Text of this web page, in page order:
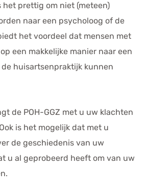
het prettig om niet (meteen)
naar een psycholoog of de
het voordeel dat mensen met
een makkelijke manier naar een
huisartsenpraktijk kunnen
de POH-GGZ met u uw klachten
is het mogelijk dat met u
de geschiedenis van uw
u al geprobeerd heeft om van uw